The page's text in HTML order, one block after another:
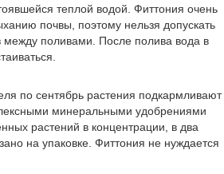
теплой водой. Фиттония очень
почвы, поэтому нельзя допускать
между поливами. После полива вода в
по сентябрь растения подкармливают
минеральными удобрениями
растений в концентрации, в два
на упаковке. Фиттония не нуждается